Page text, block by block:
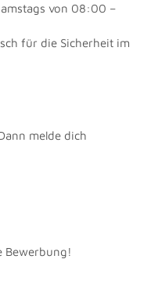
von 08:00 –
für die Sicherheit im
melde dich
Bewerbung!